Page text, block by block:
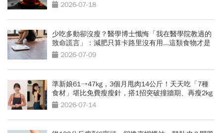
2026-07-18
少吃多動卻沒瘦？醫學博士懺悔「我在醫學院教過的
致命謊言」：減肥只算卡路里沒有用...這類食物才是
囤脂魔王
2026-07-09
準新娘61→47kg，3個月甩肉14公斤！天天吃「7種
食材」堪比免費瘦瘦針，搭1招突破撞牆期、再瘦2kg
2026-07-14